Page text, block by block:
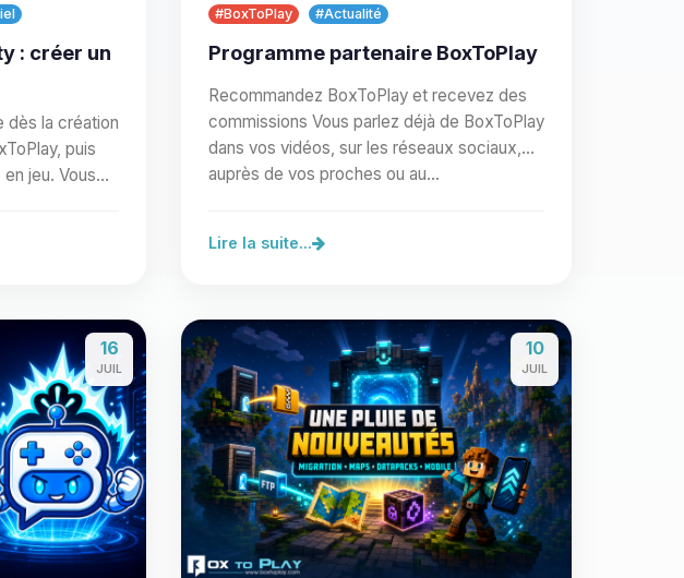
: créer un
dès la création
puis
jeu. Vous
#BoxToPlay #Actualité
Programme partenaire BoxToPlay
Recommandez BoxToPlay et recevez des
commissions Vous parlez déjà de BoxToPlay
dans vos vidéos, sur les réseaux sociaux,
auprès de vos proches ou au…
Lire la suite...
16
JUIL
10
JUIL